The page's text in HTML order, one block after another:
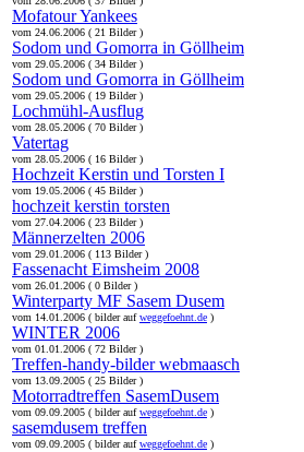
Mofatour Yankees
vom 24.06.2006 ( 21 Bilder )
Sodom und Gomorra in Göllheim
vom 29.05.2006 ( 34 Bilder )
Sodom und Gomorra in Göllheim
vom 29.05.2006 ( 19 Bilder )
Lochmühl-Ausflug
vom 28.05.2006 ( 70 Bilder )
Vatertag
vom 28.05.2006 ( 16 Bilder )
Hochzeit Kerstin und Torsten I
vom 19.05.2006 ( 45 Bilder )
hochzeit kerstin torsten
vom 27.04.2006 ( 23 Bilder )
Männerzelten 2006
vom 29.01.2006 ( 113 Bilder )
Fassenacht Eimsheim 2008
vom 26.01.2006 ( 0 Bilder )
Winterparty MF Sasem Dusem
vom 14.01.2006 ( bilder aufweggefoehnt.de )
WINTER 2006
vom 01.01.2006 ( 72 Bilder )
Treffen-handy-bilder webmaasch
vom 13.09.2005 ( 25 Bilder )
Motorradtreffen SasemDusem
vom 09.09.2005 ( bilder aufweggefoehnt.de )
sasemdusem treffen
vom 09.09.2005 ( bilder aufweggefoehnt.de )